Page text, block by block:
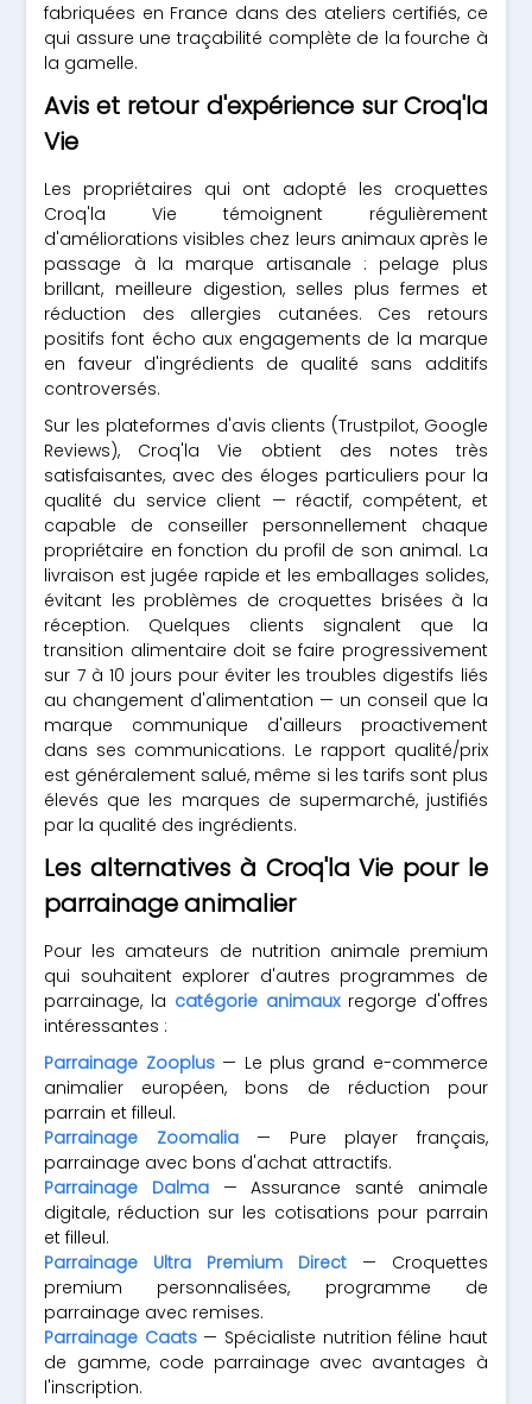
fabriquées en France dans des ateliers certifiés, ce
qui assure une traçabilité complète de la fourche à
la gamelle.
Avis et retour d'expérience sur Croq'la
Vie
Les propriétaires qui ont adopté les croquettes
Croq'la Vie témoignent régulièrement
d'améliorations visibles chez leurs animaux après le
passage à la marque artisanale : pelage plus
brillant, meilleure digestion, selles plus fermes et
réduction des allergies cutanées. Ces retours
positifs font écho aux engagements de la marque
en faveur d'ingrédients de qualité sans additifs
controversés.
Sur les plateformes d'avis clients (Trustpilot, Google
Reviews), Croq'la Vie obtient des notes très
satisfaisantes, avec des éloges particuliers pour la
qualité du service client — réactif, compétent, et
capable de conseiller personnellement chaque
propriétaire en fonction du profil de son animal. La
livraison est jugée rapide et les emballages solides,
évitant les problèmes de croquettes brisées à la
réception. Quelques clients signalent que la
transition alimentaire doit se faire progressivement
sur 7 à 10 jours pour éviter les troubles digestifs liés
au changement d'alimentation — un conseil que la
marque communique d'ailleurs proactivement
dans ses communications. Le rapport qualité/prix
est généralement salué, même si les tarifs sont plus
élevés que les marques de supermarché, justifiés
par la qualité des ingrédients.
Les alternatives à Croq'la Vie pour le
parrainage animalier
Pour les amateurs de nutrition animale premium
qui souhaitent explorer d'autres programmes de
parrainage, la catégorie animauxregorge d'offres
intéressantes :
Parrainage Zooplus— Le plus grand e-commerce
animalier européen, bons de réduction pour
parrain et filleul.
Parrainage Zoomalia— Pure player français,
parrainage avec bons d'achat attractifs.
Parrainage Dalma — Assurance santé animale
digitale, réduction sur les cotisations pour parrain
et filleul.
Parrainage Ultra Premium Direct— Croquettes
premium personnalisées, programme de
parrainage avec remises.
Parrainage Caats— Spécialiste nutrition féline haut
de gamme, code parrainage avec avantages à
l'inscription.